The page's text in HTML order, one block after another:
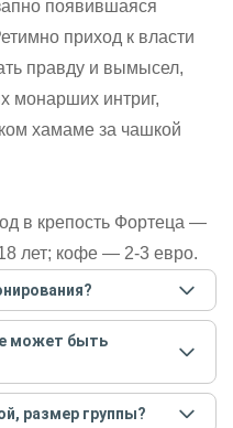
появившаяся
приход к власти
правду и вымысел,
монарших интриг,
хамаме за чашкой
в крепость Фортеца —
лет; кофе — 2-3 евро.
«Задать вопрос» и
не нужно. Сначала
вас вопросы и после
вопрос.
может быть
погодных условий,
а по прогнозу
размер группы?